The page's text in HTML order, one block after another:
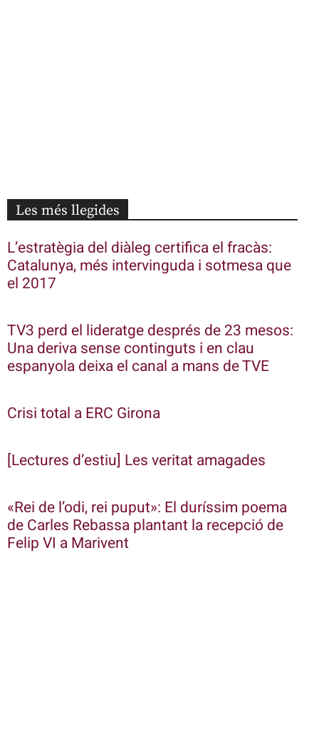
Les més llegides
L’estratègia del diàleg certifica el fracàs:
Catalunya, més intervinguda i sotmesa que
el 2017
TV3 perd el lideratge després de 23 mesos:
Una deriva sense continguts i en clau
espanyola deixa el canal a mans de TVE
Crisi total a ERC Girona
[Lectures d’estiu] Les veritat amagades
«Rei de l’odi, rei puput»: El duríssim poema
de Carles Rebassa plantant la recepció de
Felip VI a Marivent